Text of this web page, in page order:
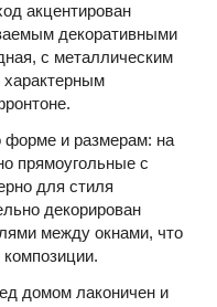
акцентирован
декоративными
с металлическим
характерным
и размерам: на
прямоугольные с
для стиля
декорирован
между окнами, что
домом лаконичен и